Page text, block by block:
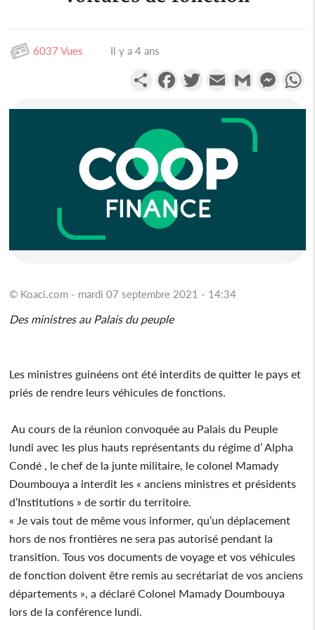
6037 Vues Il y a 4 ans
PartagerFacebookTwitterEmail Gmail
© Koaci.com - mardi 07 septembre 2021 - 14:34
Des ministres au Palais du peuple
Les ministres guinéens ont été interdits de quitter le pays et
priés de rendre leurs véhicules de fonctions.
Au cours de la réunion convoquée au Palais du Peuple
lundi avec les plus hauts représentants du régime d’ Alpha
Condé , le chef de la junte militaire, le colonel Mamady
Doumbouya a interdit les « anciens ministres et présidents
d’Institutions » de sortir du territoire.
« Je vais tout de même vous informer, qu’un déplacement
hors de nos frontières ne sera pas autorisé pendant la
transition. Tous vos documents de voyage et vos véhicules
de fonction doivent être remis au secrétariat de vos anciens
départements », a déclaré Colonel Mamady Doumbouya
lors de la conférence lundi.